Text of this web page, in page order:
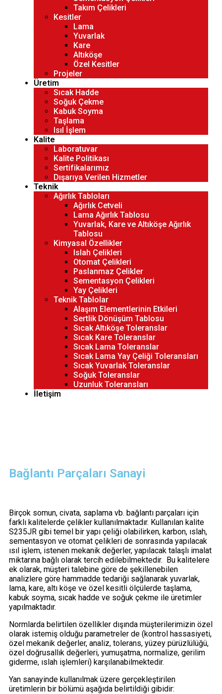
Takım Çelikleri
Kesitler
Lama
Yuvarlak
Kare
Altıköşe
Özel Kesitler
Projeler
Üretim
Sıcak Hadde
Soğuk Çekme
Kabuk Soyma
Taşlama
Isıl İşlem
Kalite
Laboratuvar
Kalite Politikası
Sertifikalarımız
Dışarıya Verilen Hizmetler
Teknik
Ağırlık Tabloları
Ağırlık Cetveli
Lama Ağırlık Tablosu
Yuvarlak, Kare ve Altıköşe Ağırlık
Tablosu
Kimyasal Özellikler
Islah Çelikleri
Otomat Çelikleri
Paslanmaz Çelikler
Sementasyon Çelikleri
Yay Çelikleri
Teknik Tablolar
Alaşım Elementlerinin Etkileri
Sertlik Dönüşüm Tablosu
Sıcak Altıköşe Toleranslar
Sıcak Kare Toleranslar
Sıcak Lama Toleranslar
Sıcak Lama Yay Çeliği Toleransları
Sıcak Yuvarlak Toleranslar
Soğuk Toleranslar
Uzunluk Toleransları
İletişim
Bağlantı Parçaları Sanayi
Birçok somun, civata, saplama vb. bağlantı parçaları için
farklı kalitelerde çelikler kullanılmaktadır. Kullanılan kalite
S235JR gibi temel bir yapı çeliği olabilirken, karbon, ıslah,
sementasyon ve otomat çelikleri de sonrasında yapılacak
ısıl işlem, istenen mekanik değerler, yapılacak talaşlı imalat
miktarına bağlı olarak tercih edilebilmektedir. Bu kalitelere
ek olarak, müşteri talebine göre de şekillenebilen
analizlere göre hammadde tedariği sağlanarak yuvarlak,
lama, kare, altı köşe ve özel kesitli ölçülerde taşlama,
kabuk soyma, sıcak hadde ve soğuk çekme ile üretimler
yapılmaktadır.
Normlarda belirtilen özellikler dışında müşterilerimizin özel
olarak istemiş olduğu parametreler de (kontrol hassasiyeti,
özel mekanik değerler, analiz, tolerans, yüzey pürüzlülüğü,
özel doğrusallık değerleri, yumuşatma, normalize, gerilim
giderme, ıslah işlemleri) karşılanabilmektedir.
Yan sanayinde kullanılmak üzere gerçekleştirilen
üretimlerin bir bölümü aşağıda belirtildiği gibidir: